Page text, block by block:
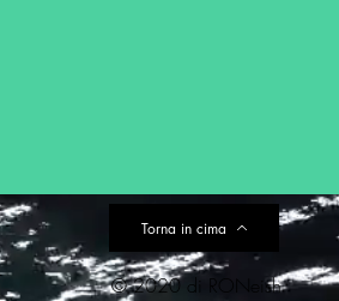
Torna in cima
© 2020 di RONeish